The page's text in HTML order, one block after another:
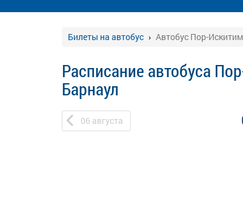
Билеты на автобус Автобус Пор-
Расписание автобуса
Барнаул
06 августа